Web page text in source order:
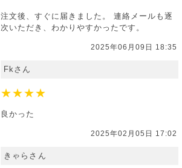
注文後、すぐに届きました。 連絡メールも逐
次いただき、わかりやすかったです。
2025年06月09日 18:35
Fkさん
★★★★
良かった
2025年02月05日 17:02
きゃらさん